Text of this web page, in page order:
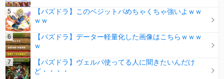
【パズドラ】このベジットパめちゃくちゃ強いよｗｗ
ｗｗ
【パズドラ】データー軽量化した画像はこちらｗｗｗ
ｗ
【パズドラ】ヴェルパ使ってる人に聞きたいんだけ
ど・・・・